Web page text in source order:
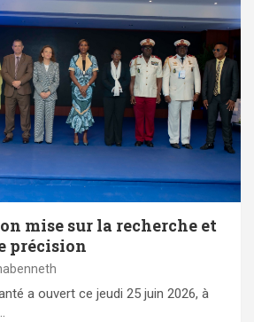
mise sur la recherche et
précision
a ouvert ce jeudi 25 juin 2026, à